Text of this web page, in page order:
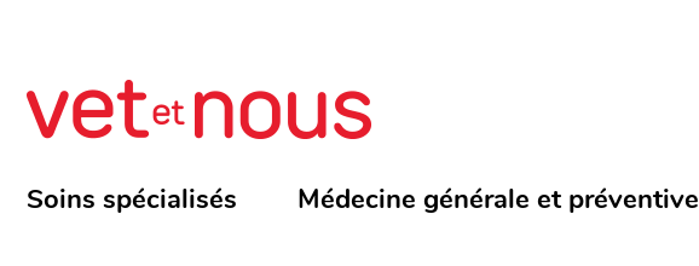
Soins spécialisés Médecine générale et préventive